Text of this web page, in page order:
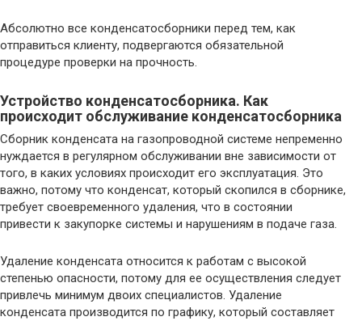
Абсолютно все конденсатосборники перед тем, как
отправиться клиенту, подвергаются обязательной
процедуре проверки на прочность.
Устройство конденсатосборника. Как
происходит обслуживание конденсатосборника
Сборник конденсата на газопроводной системе непременно
нуждается в регулярном обслуживании вне зависимости от
того, в каких условиях происходит его эксплуатация. Это
важно, потому что конденсат, который скопился в сборнике,
требует своевременного удаления, что в состоянии
привести к закупорке системы и нарушениям в подаче газа.
Удаление конденсата относится к работам с высокой
степенью опасности, потому для ее осуществления следует
привлечь минимум двоих специалистов. Удаление
конденсата производится по графику, который составляет